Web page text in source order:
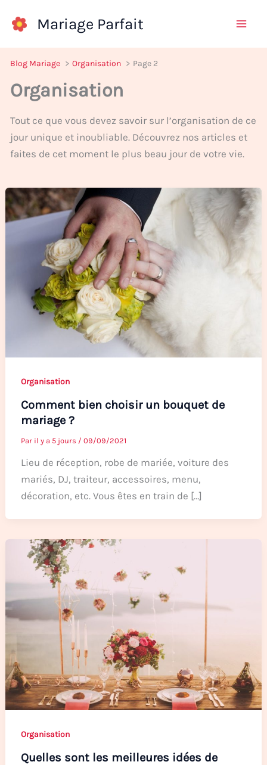
Mariage Parfait
Blog Mariage Organisation Page 2
Organisation
Tout ce que vous devez savoir sur l’organisation de ce
jour unique et inoubliable. Découvrez nos articles et
faites de cet moment le plus beau jour de votre vie.
Organisation
Comment bien choisir un bouquet de
mariage ?
Par il y a 5 jours / 09/09/2021
Lieu de réception, robe de mariée, voiture des
mariés, DJ, traiteur, accessoires, menu,
décoration, etc. Vous êtes en train de […]
Organisation
Quelles sont les meilleures idées de